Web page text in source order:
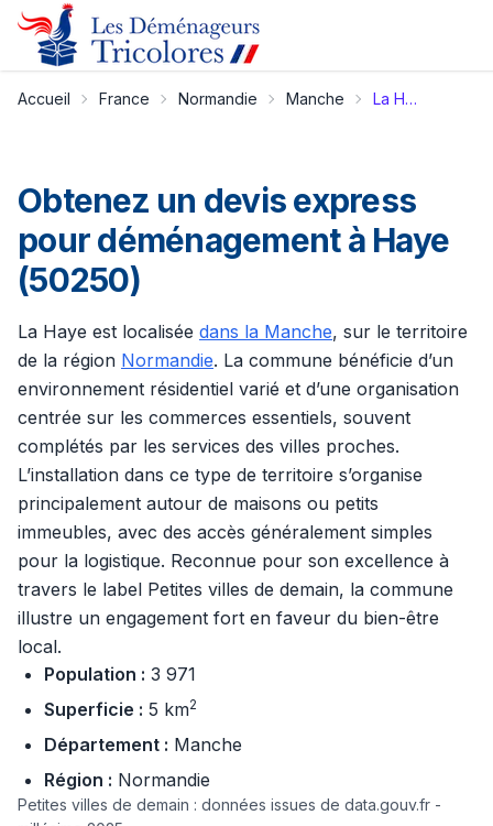
Accueil France Normandie Manche La Haye
Obtenez un devis express
pour déménagement à Haye
(50250)
La Haye est localisée dans la Manche, sur le territoire
de la région Normandie. La commune bénéficie d’un
environnement résidentiel varié et d’une organisation
centrée sur les commerces essentiels, souvent
complétés par les services des villes proches.
L’installation dans ce type de territoire s’organise
principalement autour de maisons ou petits
immeubles, avec des accès généralement simples
pour la logistique. Reconnue pour son excellence à
travers le label Petites villes de demain, la commune
illustre un engagement fort en faveur du bien-être
local.
Population : 3 971
Superficie : 5 km2
Département : Manche
Région : Normandie
Petites villes de demain : données issues de data.gouv.fr -